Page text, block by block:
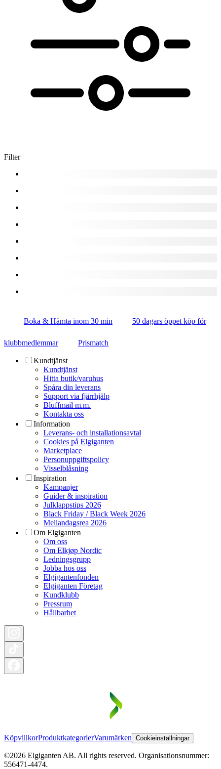
Filter
Boka & Hämta inom 30 min 50 dagars öppet köp för
klubbmedlemmar Prismatch
Kundtjänst
Kundtjänst
Hitta butik/varuhus
Spåra din leverans
Support via fjärrhjälp
Bluffmail m.m.
Kontakta oss
Information
Leverans- och installationsavtal
Cookies på Elgiganten
Marketplace
Personuppgiftspolicy
Visselblåsning
Inspiration
Kampanjer
Guider & inspiration
Julklappstips 2026
Black Friday / Black Week 2026
Mellandagsrea 2026
Om Elgiganten
Om oss
Om Elkjøp Nordic
Ledningsgrupp
Jobba hos oss
Elgigantenfonden
Elgiganten Företag
Kundklubb
Pressrum
Hållbarhet
KöpvillkorProduktkategorierVarumärken Cookieinställningar
©2026 Elgiganten AB. All rights reserved. Organisationsnummer:
556471-4474.